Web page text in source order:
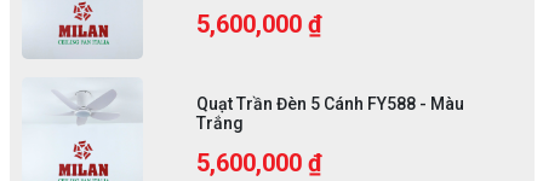
5,600,000 ₫
Quạt Trần Đèn 5 Cánh FY588 - Màu
Trắng
5,600,000 ₫